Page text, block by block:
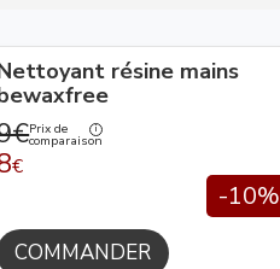
résine mains
Prix de
comparaison
€
-10%
COMMANDER